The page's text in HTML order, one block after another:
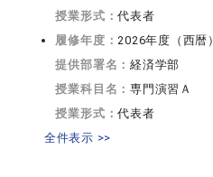
授業形式：代表者
履修年度：2026年度（西暦）
提供部署名：経済学部
授業科目名：専門演習Ａ
授業形式：代表者
全件表示 >>